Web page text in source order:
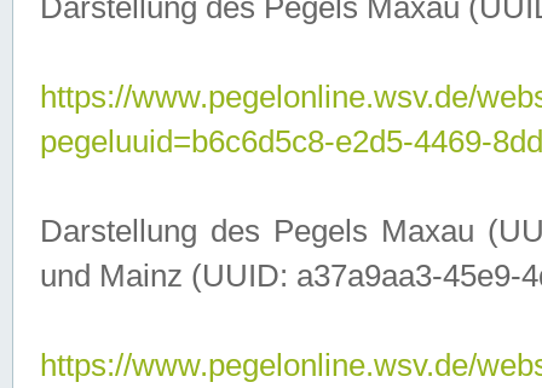
Darstellung des Pegels Maxau
https://www.pegelonline.wsv.de/
pegeluuid=b6c6d5c8-e2d5-4469-
Darstellung des Pegels Maxau
und Mainz (UUID: a37a9aa3-45e9-
https://www.pegelonline.wsv.de/